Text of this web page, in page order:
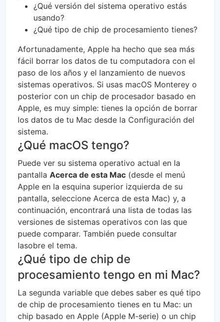
¿Qué versión del sistema operativo estás
usando?
¿Qué tipo de chip de procesamiento tienes?
Afortunadamente, Apple ha hecho que sea más
fácil borrar los datos de tu computadora con el
paso de los años y el lanzamiento de nuevos
sistemas operativos. Si usas macOS Monterey o
posterior con un chip de procesador basado en
Apple, es muy simple: tienes la opción de borrar
los datos de tu Mac desde la Configuración del
sistema.
¿Qué macOS tengo?
Puede ver su sistema operativo actual en la
pantalla Acerca de esta Mac (desde el menú
Apple en la esquina superior izquierda de su
pantalla, seleccione Acerca de esta Mac) y, a
continuación, encontrará una lista de todas las
versiones de sistemas operativos con las que
puede comparar. También puede consultar
lasobre el tema.
¿Qué tipo de chip de
procesamiento tengo en mi Mac?
La segunda variable que debes saber es qué tipo
de chip de procesamiento tienes en tu Mac: un
chip basado en Apple (Apple M-serie) o un chip